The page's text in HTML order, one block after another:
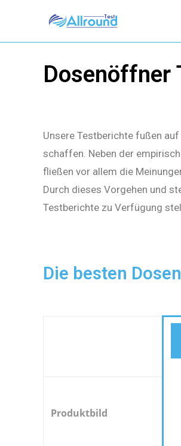
Dosenöffner
Unsere Testberichte fußen
schaffen. Neben der
fließen vor allem die
Durch dieses Vorgehen und
Testberichte zu Verfügung
Die besten
Produktbild